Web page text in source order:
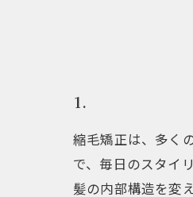
1.
縮毛矯正は、多く
で、毎日のスタイ
髪の内部構造を変